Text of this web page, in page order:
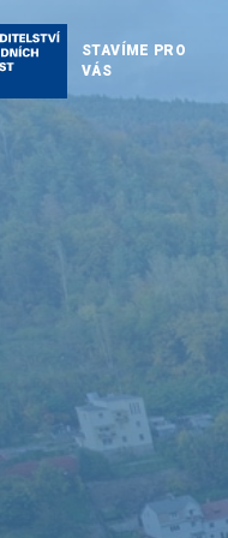
STAVÍME PRO
VÁS